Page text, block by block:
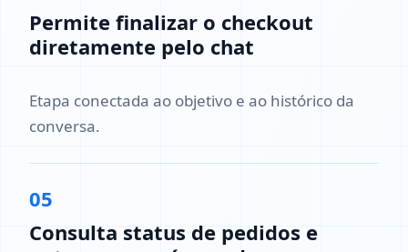
Permite finalizar o checkout
diretamente pelo chat
Etapa conectada ao objetivo e ao histórico da
conversa.
05
Consulta status de pedidos e